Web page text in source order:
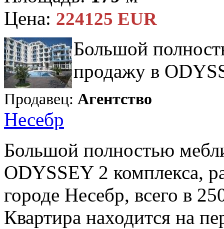
Цена: 224125 EUR
Большой
продажу в
Продавец: Агентство
Несебр
Большой полностью
ODYSSEY 2 комплекса,
городе Несебр, всего в
Квартира находится на